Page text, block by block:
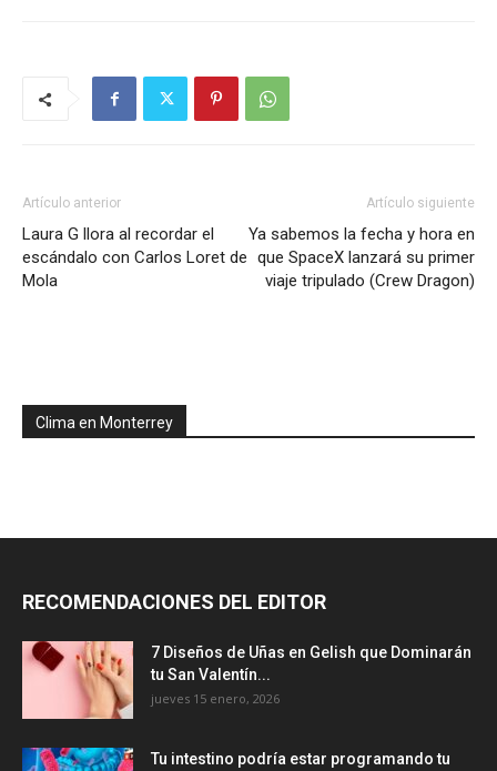
Artículo anterior
Laura G llora al recordar el
escándalo con Carlos Loret de
Mola
Artículo siguiente
Ya sabemos la fecha y hora en
que SpaceX lanzará su primer
viaje tripulado (Crew Dragon)
Clima en Monterrey
RECOMENDACIONES DEL EDITOR
7 Diseños de Uñas en Gelish que Dominarán
tu San Valentín...
jueves 15 enero, 2026
Tu intestino podría estar programando tu